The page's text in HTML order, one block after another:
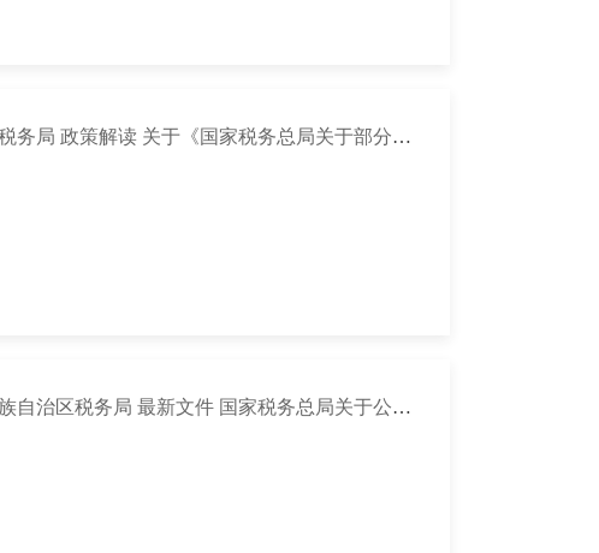
国家税务总局甘肃省税务局 政策解读 关于《国家税务总局关于部分税务证明事项实行告知承诺制 进一步优化纳税服务的公告》的解读
国家税务总局宁夏回族自治区税务局 最新文件 国家税务总局关于公布部分失效废止的规范性文件目录的公告